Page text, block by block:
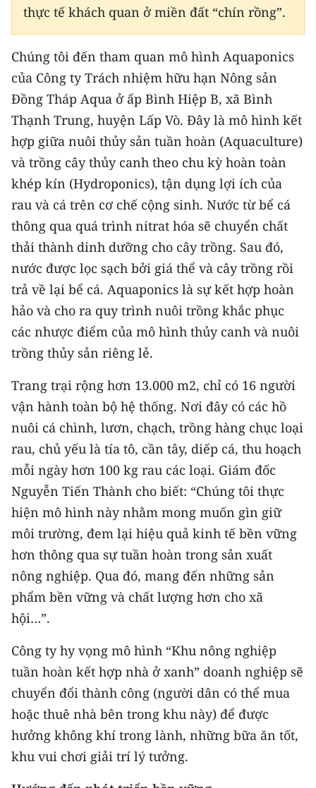
Duyên hải Nam Trung Bộ và Tây
Đông Nam Bộ
Đồng bằng sông Cửu Long
Chuyên trang Hà Nội
Chuyên trang TP. Hồ Chí Minh
CHUYÊN ĐỀ
CÁC CHUYÊN TRANG
VỀ BÁO NHÂN DÂN
THỜI NAY
NHÂN DÂN CUỐI TUẦN
MUA BÁO
ĐỌC BÁO IN
ENGLISH
中文
FRANÇAIS
РУССКИЙ
ESPAÑOL
한국어
thực tế khách quan ở miền đất “chín rồng”.
Chúng tôi đến tham quan mô hình Aquaponics
của Công ty Trách nhiệm hữu hạn Nông sản
Đồng Tháp Aqua ở ấp Bình Hiệp B, xã Bình
Thạnh Trung, huyện Lấp Vò. Đây là mô hình kết
hợp giữa nuôi thủy sản tuần hoàn (Aquaculture)
và trồng cây thủy canh theo chu kỳ hoàn toàn
khép kín (Hydroponics), tận dụng lợi ích của
rau và cá trên cơ chế cộng sinh. Nước từ bể cá
thông qua quá trình nitrat hóa sẽ chuyển chất
thải thành dinh dưỡng cho cây trồng. Sau đó,
nước được lọc sạch bởi giá thể và cây trồng rồi
trả về lại bể cá. Aquaponics là sự kết hợp hoàn
hảo và cho ra quy trình nuôi trồng khắc phục
các nhược điểm của mô hình thủy canh và nuôi
trồng thủy sản riêng lẻ.
Trang trại rộng hơn 13.000 m2, chỉ có 16 người
vận hành toàn bộ hệ thống. Nơi đây có các hồ
nuôi cá chình, lươn, chạch, trồng hàng chục loại
rau, chủ yếu là tía tô, cần tây, diếp cá, thu hoạch
mỗi ngày hơn 100 kg rau các loại. Giám đốc
Nguyễn Tiến Thành cho biết: “Chúng tôi thực
hiện mô hình này nhằm mong muốn gìn giữ
môi trường, đem lại hiệu quả kinh tế bền vững
hơn thông qua sự tuần hoàn trong sản xuất
nông nghiệp. Qua đó, mang đến những sản
phẩm bền vững và chất lượng hơn cho xã
hội…”.
Công ty hy vọng mô hình “Khu nông nghiệp
tuần hoàn kết hợp nhà ở xanh” doanh nghiệp sẽ
chuyển đổi thành công (người dân có thể mua
hoặc thuê nhà bên trong khu này) để được
hưởng không khí trong lành, những bữa ăn tốt,
khu vui chơi giải trí lý tưởng.